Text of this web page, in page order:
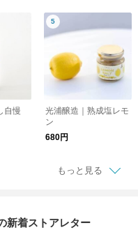
自慢
光浦醸造｜熟成塩レモ
ン
680円
もっと見る
新着ストアレター